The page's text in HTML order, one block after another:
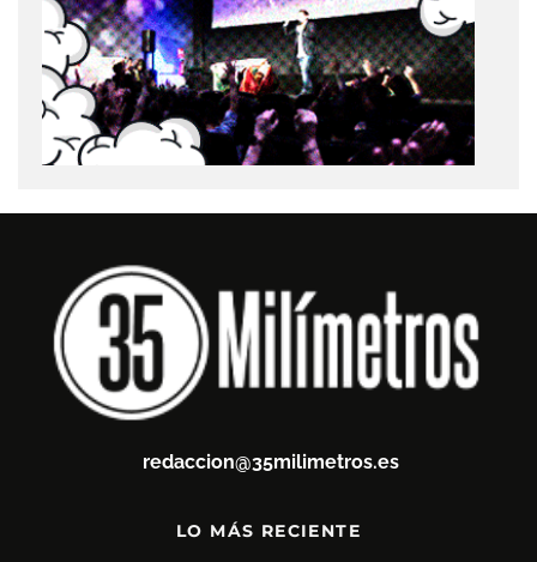
redaccion@35milimetros.es
LO MÁS RECIENTE